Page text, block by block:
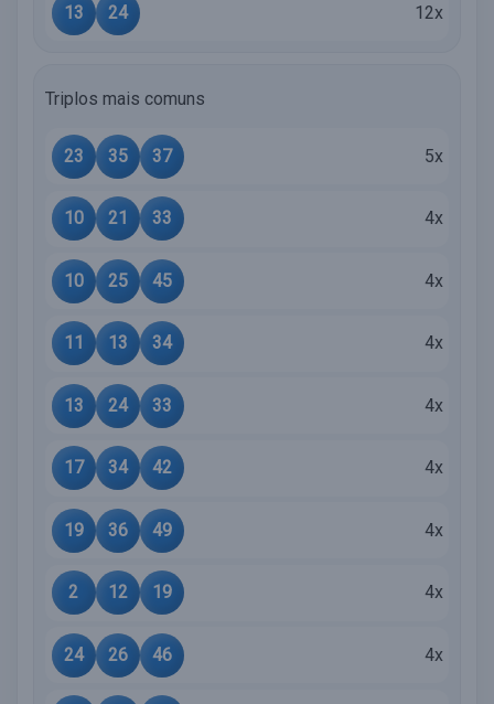
13 24 12x
Triplos mais comuns
23 35 37 5x
10 21 33 4x
10 25 45 4x
11 13 34 4x
13 24 33 4x
17 34 42 4x
19 36 49 4x
2 12 19 4x
24 26 46 4x